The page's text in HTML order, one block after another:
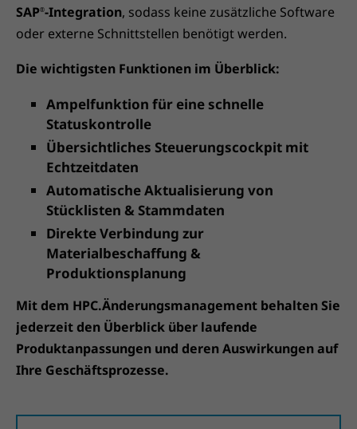
SAP®-Integration, sodass keine zusätzliche Software
oder externe Schnittstellen benötigt werden.
Die wichtigsten Funktionen im Überblick:
Ampelfunktion für eine schnelle
Statuskontrolle
Übersichtliches Steuerungscockpit mit
Echtzeitdaten
Automatische Aktualisierung von
Stücklisten & Stammdaten
Direkte Verbindung zur
Materialbeschaffung &
Produktionsplanung
Mit dem HPC.Änderungsmanagement behalten Sie
jederzeit den Überblick über laufende
Produktanpassungen und deren Auswirkungen auf
Ihre Geschäftsprozesse.